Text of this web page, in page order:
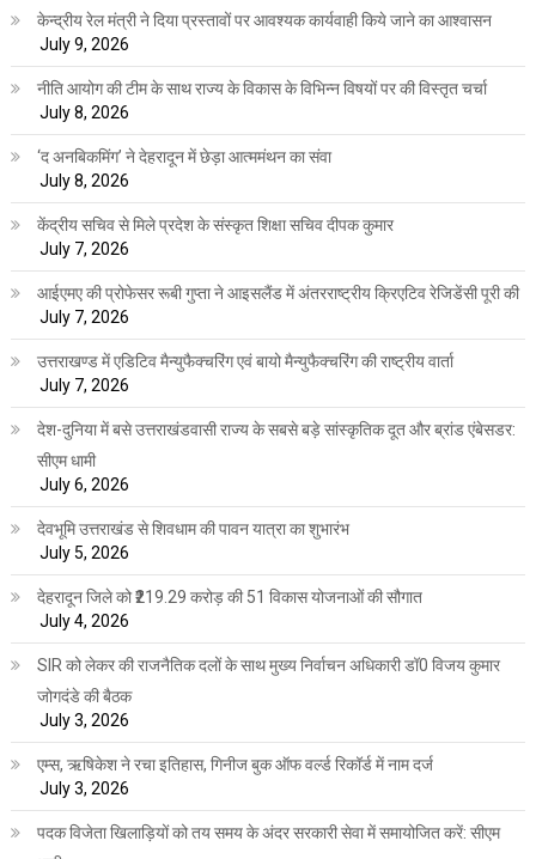
केन्द्रीय रेल मंत्री ने दिया प्रस्तावों पर आवश्यक कार्यवाही किये जाने का आश्वासन
July 9, 2026
नीति आयोग की टीम के साथ राज्य के विकास के विभिन्न विषयों पर की विस्तृत चर्चा
July 8, 2026
‘द अनबिकमिंग’ ने देहरादून में छेड़ा आत्ममंथन का संवा
July 8, 2026
केंद्रीय सचिव से मिले प्रदेश के संस्कृत शिक्षा सचिव दीपक कुमार
July 7, 2026
आईएमए की प्रोफेसर रूबी गुप्ता ने आइसलैंड में अंतरराष्ट्रीय क्रिएटिव रेजिडेंसी पूरी की
July 7, 2026
उत्तराखण्ड में एडिटिव मैन्युफैक्चरिंग एवं बायो मैन्युफैक्चरिंग की राष्ट्रीय वार्ता
July 7, 2026
देश-दुनिया में बसे उत्तराखंडवासी राज्य के सबसे बड़े सांस्कृतिक दूत और ब्रांड एंबेसडर:
सीएम धामी
July 6, 2026
देवभूमि उत्तराखंड से शिवधाम की पावन यात्रा का शुभारंभ
July 5, 2026
देहरादून जिले को ₹219.29 करोड़ की 51 विकास योजनाओं की सौगात
July 4, 2026
SIR को लेकर की राजनैतिक दलों के साथ मुख्य निर्वाचन अधिकारी डॉ0 विजय कुमार
जोगदंडे की बैठक
July 3, 2026
एम्स, ऋषिकेश ने रचा इतिहास, गिनीज बुक ऑफ वर्ल्ड रिकॉर्ड में नाम दर्ज
July 3, 2026
पदक विजेता खिलाड़ियों को तय समय के अंदर सरकारी सेवा में समायोजित करें: सीएम